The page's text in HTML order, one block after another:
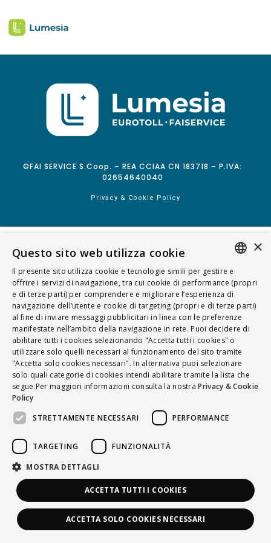
©FAI SERVICE S.Coop. – REA CCIAA CN 183718 – P.IVA:
02654640040
Privacy & Cookie Policy
ITALIAN
ENGLISH
FRENCH
HUNGARIAN
DEUTSCH
POLSKI
PORTUGUÊS
×
Questo sito web utilizza cookie
Il presente sito utilizza cookie e tecnologie simili per gestire e
offrire i servizi di navigazione, tra cui cookie di performance (propri
e di terze parti) per comprendere e migliorare l’esperienza di
navigazione dell’utente e cookie di targeting (propri e di terze parti)
al fine di inviare messaggi pubblicitari in linea con le preferenze
manifestate nell’ambito della navigazione in rete. Puoi decidere di
abilitare tutti i cookies selezionando "Accetta tutti i cookies" o
utilizzare solo quelli necessari al funzionamento del sito tramite
"Accetta solo cookies necessari". In alternativa puoi selezionare
solo quali categorie di cookies intendi abilitare tramite la lista che
segue.Per maggiori informazioni consulta la nostra Privacy & Cookie
Policy
STRETTAMENTE NECESSARI
PERFORMANCE
TARGETING FUNZIONALITÀ
MOSTRA DETTAGLI
ACCETTA TUTTI I COOKIES
ACCETTA SOLO COOKIES NECESSARI